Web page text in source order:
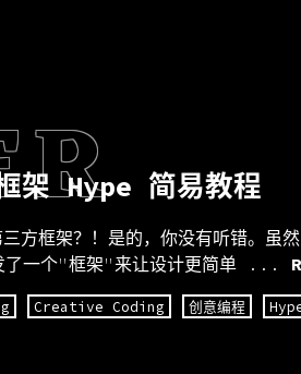
Hype 简易教程
方框架？！是的，你没有听错。
了一个"框架"来让设计更简单 ...
Creative Coding 创意编程